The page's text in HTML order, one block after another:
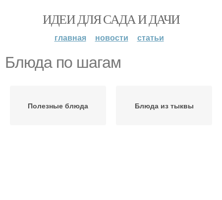
ИДЕИ ДЛЯ САДА И ДАЧИ
главная новости статьи
Блюда по шагам
Полезные блюда Блюда из тыквы